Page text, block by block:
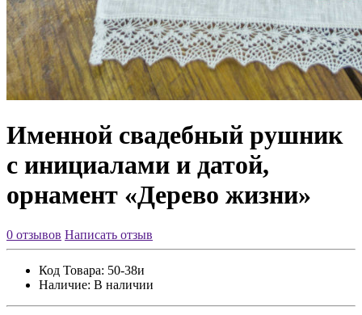
Именной свадебный рушник
с инициалами и датой,
орнамент «Дерево жизни»
0 отзывов Написать отзыв
Код Товара: 50-38и
Наличие: В наличии